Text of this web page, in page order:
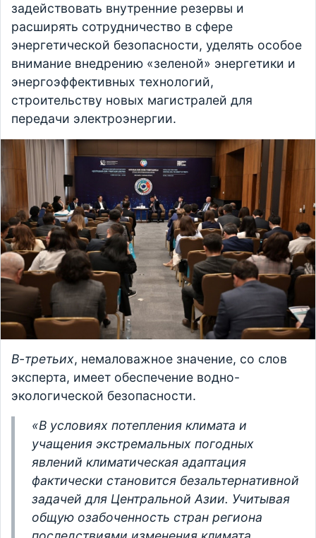
задействовать внутренние резервы и
расширять сотрудничество в сфере
энергетической безопасности, уделять особое
внимание внедрению «зеленой» энергетики и
энергоэффективных технологий,
строительству новых магистралей для
передачи электроэнергии.
В-третьих, немаловажное значение, со слов
эксперта, имеет обеспечение водно-
экологической безопасности.
«В условиях потепления климата и
учащения экстремальных погодных
явлений климатическая адаптация
фактически становится безальтернативной
задачей для Центральной Азии. Учитывая
общую озабоченность стран региона